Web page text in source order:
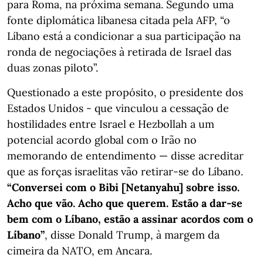
para Roma, na próxima semana. Segundo uma
fonte diplomática libanesa citada pela AFP, “o
Líbano está a condicionar a sua participação na
ronda de negociações à retirada de Israel das
duas zonas piloto”.
Questionado a este propósito, o presidente dos
Estados Unidos - que vinculou a cessação de
hostilidades entre Israel e Hezbollah a um
potencial acordo global com o Irão no
memorando de entendimento — disse acreditar
que as forças israelitas vão retirar-se do Líbano.
“Conversei com o Bibi [Netanyahu] sobre isso.
Acho que vão. Acho que querem. Estão a dar-se
bem com o Líbano, estão a assinar acordos com o
Líbano”, disse Donald Trump, à margem da
cimeira da NATO, em Ancara.